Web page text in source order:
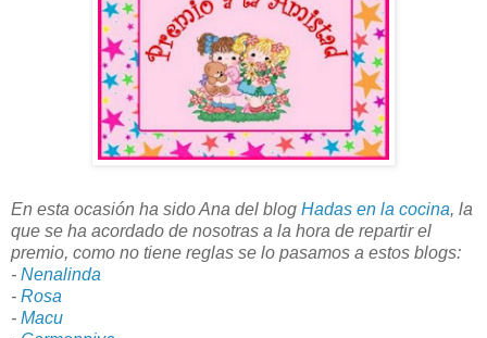
En esta ocasión ha sido Ana del blog Hadas en la cocina, la
que se ha acordado de nosotras a la hora de repartir el
premio, como no tiene reglas se lo pasamos a estos blogs:
- Nenalinda
- Rosa
- Macu